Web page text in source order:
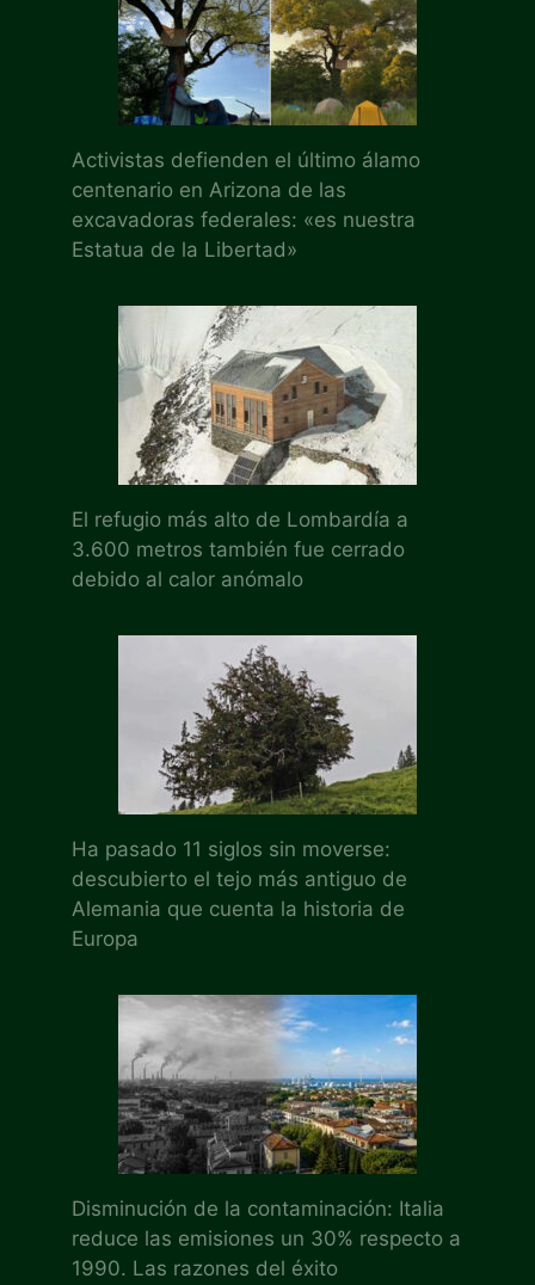
Activistas defienden el último álamo
centenario en Arizona de las
excavadoras federales: «es nuestra
Estatua de la Libertad»
El refugio más alto de Lombardía a
3.600 metros también fue cerrado
debido al calor anómalo
Ha pasado 11 siglos sin moverse:
descubierto el tejo más antiguo de
Alemania que cuenta la historia de
Europa
Disminución de la contaminación: Italia
reduce las emisiones un 30% respecto a
1990. Las razones del éxito